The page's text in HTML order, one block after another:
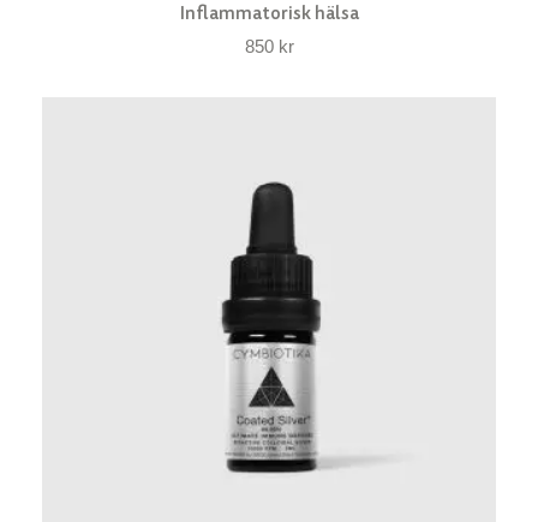
Inflammatorisk hälsa
850 kr